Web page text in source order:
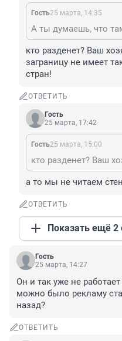
Гость25 марта, 14:35
кто разденет? Ваш
заграницу не имеет
стран!
ОТВЕТИТЬ
Гость
25 марта, 17:42
Гость25 марта, 15:00
а то мы не читаем
ОТВЕТИТЬ
Показать ещё 2
Гость
25 марта, 14:27
Он и так уже не
можно было рекламу
назад?
ОТВЕТИТЬ